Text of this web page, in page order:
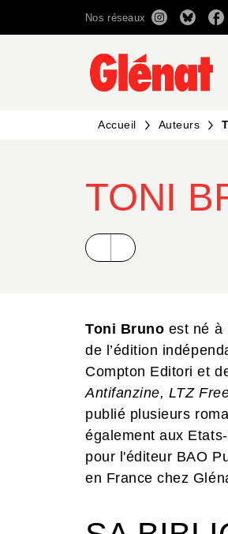
Nos réseaux
Accueil Auteurs
TONI
Toni Bruno est né à
de l’édition
Compton Editori et
Antifanzine, LTZ
publié plusieurs
également aux
pour l'éditeur BAO
en France chez